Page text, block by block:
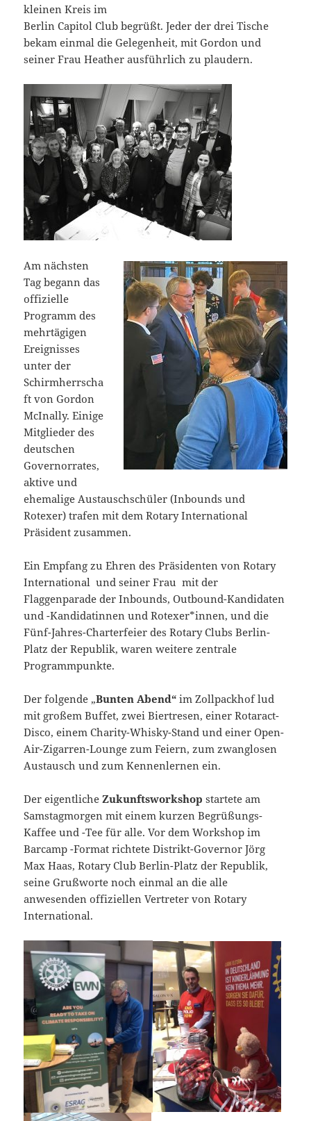
kleinen Kreis im
Berlin Capitol Club begrüßt. Jeder der drei Tische
bekam einmal die Gelegenheit, mit Gordon und
seiner Frau Heather ausführlich zu plaudern.
Am nächsten
Tag begann das
offizielle
Programm des
mehrtägigen
Ereignisses
unter der
Schirmherrscha
ft von Gordon
McInally. Einige
Mitglieder des
deutschen
Governorrates,
aktive und
ehemalige Austauschschüler (Inbounds und
Rotexer) trafen mit dem Rotary International
Präsident zusammen.
Ein Empfang zu Ehren des Präsidenten von Rotary
International und seiner Frau mit der
Flaggenparade der Inbounds, Outbound-Kandidaten
und -Kandidatinnen und Rotexer*innen, und die
Fünf-Jahres-Charterfeier des Rotary Clubs Berlin-
Platz der Republik, waren weitere zentrale
Programmpunkte.
Der folgende „Bunten Abend“ im Zollpackhof lud
mit großem Buffet, zwei Biertresen, einer Rotaract-
Disco, einem Charity-Whisky-Stand und einer Open-
Air-Zigarren-Lounge zum Feiern, zum zwanglosen
Austausch und zum Kennenlernen ein.
Der eigentliche Zukunftsworkshop startete am
Samstagmorgen mit einem kurzen Begrüßungs-
Kaffee und -Tee für alle. Vor dem Workshop im
Barcamp -Format richtete Distrikt-Governor Jörg
Max Haas, Rotary Club Berlin-Platz der Republik,
seine Grußworte noch einmal an die alle
anwesenden offiziellen Vertreter von Rotary
International.